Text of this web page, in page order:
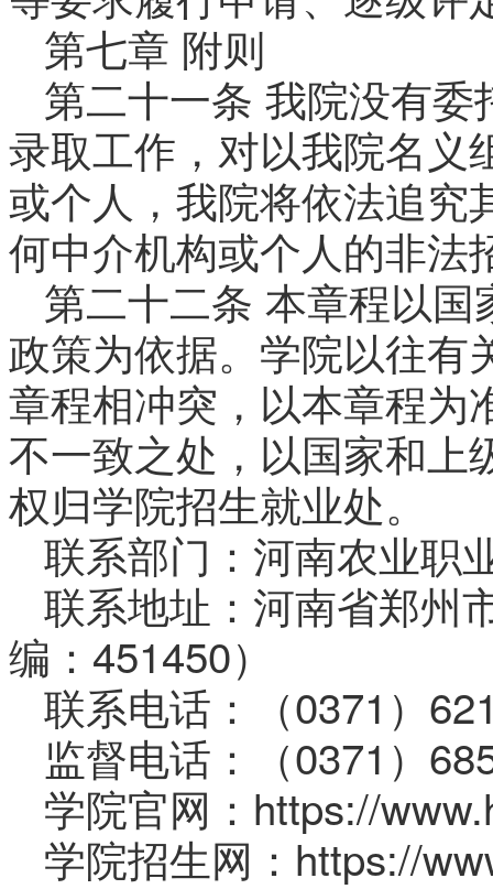
第七章 附则
第二十一条 我院没有
录取工作，对以我院名义
或个人，我院将依法追究
何中介机构或个人的非法
第二十二条 本章程以
政策为依据。学院以往有
章程相冲突，以本章程为
不一致之处，以国家和上
权归学院招生就业处。
联系部门：河南农业职
联系地址：河南省郑州
编：451450）
联系电话：（0371）
监督电话：（0371）
学院官网：https://
学院招生网：https://